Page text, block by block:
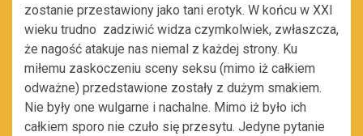
zostanie przestawiony jako tani erotyk. W końcu w XXI
wieku trudno zadziwić widza czymkolwiek, zwłaszcza,
że nagość atakuje nas niemal z każdej strony. Ku
miłemu zaskoczeniu sceny seksu (mimo iż całkiem
odważne) przedstawione zostały z dużym smakiem.
Nie były one wulgarne i nachalne. Mimo iż było ich
całkiem sporo nie czuło się przesytu. Jedyne pytanie